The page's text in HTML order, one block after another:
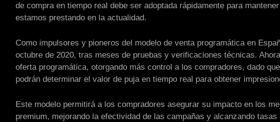
de compra en tiempo real debe ser adoptada rápidamente para
estamos prestando en la actualidad.
Como impulsores y pioneros del modelo de venta programática en
octubre de 2020, tras meses de pruebas y verificaciones técnicas.
oferta programática, otorgando más control a los compradores, dado
podrán determinar el valor de puja en tiempo real para obtener
Este modelo permitirá a los compradores asegurar su impacto en los
premium, mejorando la efectividad de las campañas y alcanzando